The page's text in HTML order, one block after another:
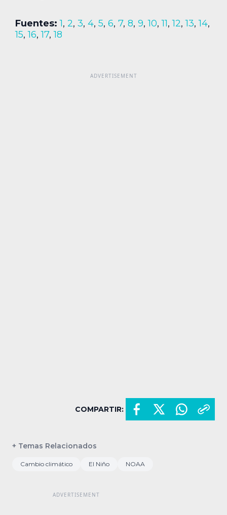
Fuentes: 1, 2, 3, 4, 5, 6, 7, 8, 9,10,11,12,13,14,
15,16,17,18
COMPARTIR:
+ Temas Relacionados
Cambio climático El Niño NOAA